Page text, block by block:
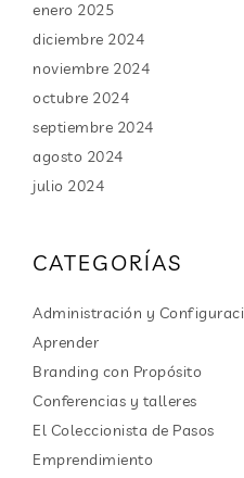
enero 2025
diciembre 2024
noviembre 2024
octubre 2024
septiembre 2024
agosto 2024
julio 2024
CATEGORÍAS
Administración y
Aprender
Branding con Propósito
Conferencias y talleres
El Coleccionista de Pasos
Emprendimiento